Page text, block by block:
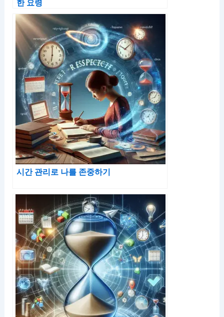
한 요령
시간 관리로 나를 존중하기